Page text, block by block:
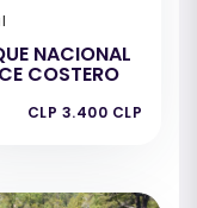
NACIONAL
COSTERO
CLP 3.400 CLP